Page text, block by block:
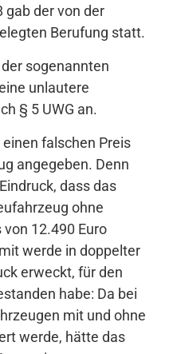
gab der von der
Berufung statt.
sogenannten
unlautere
§ 5 UWG an.
falschen Preis
angegeben. Denn
dass das
ohne
12.490 Euro
werde in doppelter
erweckt, für den
habe: Da bei
mit und ohne
werde, hätte das